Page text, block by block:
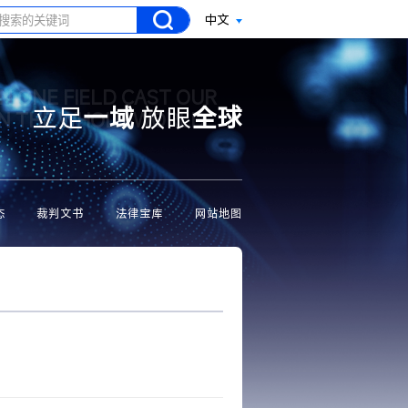
中文
ONE FIELD CAST OUR
THE WHOLE WORLD
立足一域放眼全球
裁判文书 法律宝库 网站地图